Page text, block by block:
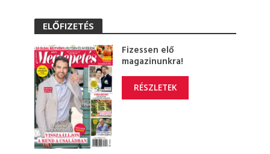
ELŐFIZETÉS
Fizessen elő
magazinunkra!
RÉSZLETEK